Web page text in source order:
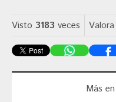
Visto 3183 veces
Más